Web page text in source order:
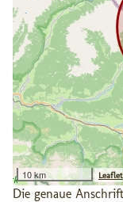
10 km Leaflet
Die genaue